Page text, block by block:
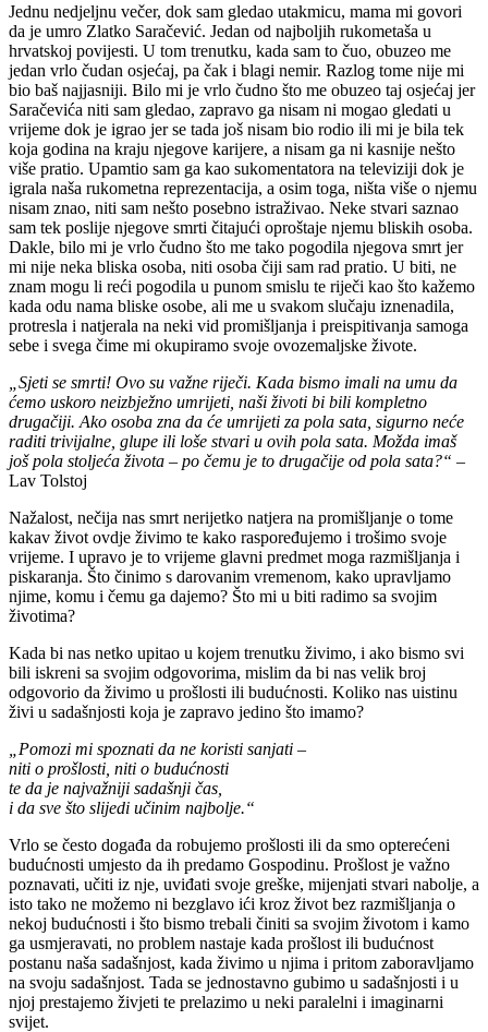
Jednu nedjeljnu večer, dok sam gledao utakmicu, mama mi govori
da je umro Zlatko Saračević. Jedan od najboljih rukometaša u
hrvatskoj povijesti. U tom trenutku, kada sam to čuo, obuzeo me
jedan vrlo čudan osjećaj, pa čak i blagi nemir. Razlog tome nije mi
bio baš najjasniji. Bilo mi je vrlo čudno što me obuzeo taj osjećaj jer
Saračevića niti sam gledao, zapravo ga nisam ni mogao gledati u
vrijeme dok je igrao jer se tada još nisam bio rodio ili mi je bila tek
koja godina na kraju njegove karijere, a nisam ga ni kasnije nešto
više pratio. Upamtio sam ga kao sukomentatora na televiziji dok je
igrala naša rukometna reprezentacija, a osim toga, ništa više o njemu
nisam znao, niti sam nešto posebno istraživao. Neke stvari saznao
sam tek poslije njegove smrti čitajući oproštaje njemu bliskih osoba.
Dakle, bilo mi je vrlo čudno što me tako pogodila njegova smrt jer
mi nije neka bliska osoba, niti osoba čiji sam rad pratio. U biti, ne
znam mogu li reći pogodila u punom smislu te riječi kao što kažemo
kada odu nama bliske osobe, ali me u svakom slučaju iznenadila,
protresla i natjerala na neki vid promišljanja i preispitivanja samoga
sebe i svega čime mi okupiramo svoje ovozemaljske živote.
„Sjeti se smrti! Ovo su važne riječi. Kada bismo imali na umu da
ćemo uskoro neizbježno umrijeti, naši životi bi bili kompletno
drugačiji. Ako osoba zna da će umrijeti za pola sata, sigurno neće
raditi trivijalne, glupe ili loše stvari u ovih pola sata. Možda imaš
još pola stoljeća života – po čemu je to drugačije od pola sata?“ –
Lav Tolstoj
Nažalost, nečija nas smrt nerijetko natjera na promišljanje o tome
kakav život ovdje živimo te kako raspoređujemo i trošimo svoje
vrijeme. I upravo je to vrijeme glavni predmet moga razmišljanja i
piskaranja. Što činimo s darovanim vremenom, kako upravljamo
njime, komu i čemu ga dajemo? Što mi u biti radimo sa svojim
životima?
Kada bi nas netko upitao u kojem trenutku živimo, i ako bismo svi
bili iskreni sa svojim odgovorima, mislim da bi nas velik broj
odgovorio da živimo u prošlosti ili budućnosti. Koliko nas uistinu
živi u sadašnjosti koja je zapravo jedino što imamo?
„Pomozi mi spoznati da ne koristi sanjati –
niti o prošlosti, niti o budućnosti
te da je najvažniji sadašnji čas,
i da sve što slijedi učinim najbolje.“
Vrlo se često događa da robujemo prošlosti ili da smo opterećeni
budućnosti umjesto da ih predamo Gospodinu. Prošlost je važno
poznavati, učiti iz nje, uviđati svoje greške, mijenjati stvari nabolje, a
isto tako ne možemo ni bezglavo ići kroz život bez razmišljanja o
nekoj budućnosti i što bismo trebali činiti sa svojim životom i kamo
ga usmjeravati, no problem nastaje kada prošlost ili budućnost
postanu naša sadašnjost, kada živimo u njima i pritom zaboravljamo
na svoju sadašnjost. Tada se jednostavno gubimo u sadašnjosti i u
njoj prestajemo živjeti te prelazimo u neki paralelni i imaginarni
svijet.